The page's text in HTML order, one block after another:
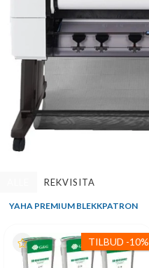
REKVISITA
YAHA PREMIUM BLEKKPATRON
TILBUD -10%